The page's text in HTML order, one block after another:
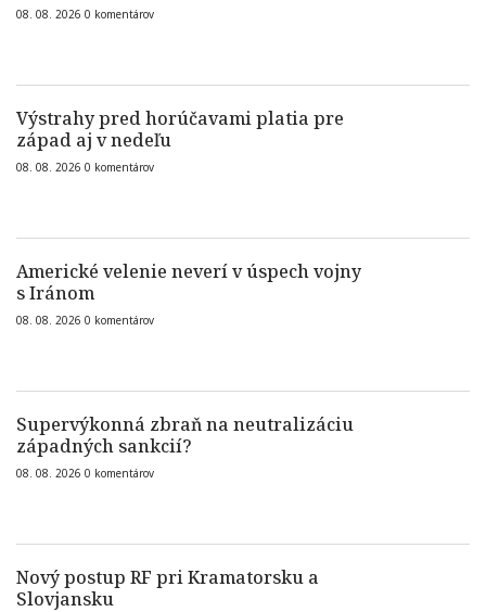
08. 08. 2026 0 komentárov
Výstrahy pred horúčavami platia pre
západ aj v nedeľu
08. 08. 2026 0 komentárov
Americké velenie neverí v úspech vojny
s Iránom
08. 08. 2026 0 komentárov
Supervýkonná zbraň na neutralizáciu
západných sankcií?
08. 08. 2026 0 komentárov
Nový postup RF pri Kramatorsku a
Slovjansku